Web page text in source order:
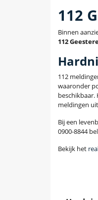
112
Binnen
112
112
waaronder
beschikbaar.
meldingen
Bij een
0900-8844
Bekijk het